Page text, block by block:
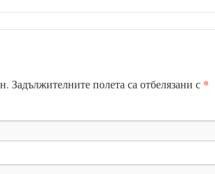
Задължителните полета са отбелязани с *